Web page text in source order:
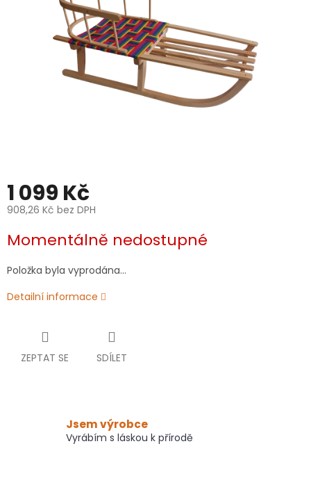
1 099 Kč
908,26 Kč bez DPH
cena:
Momentálně nedostupné
Položka byla vyprodána…
Detailní informace
ZEPTAT SE SDÍLET
Jsem výrobce
Vyrábím s láskou k přírodě